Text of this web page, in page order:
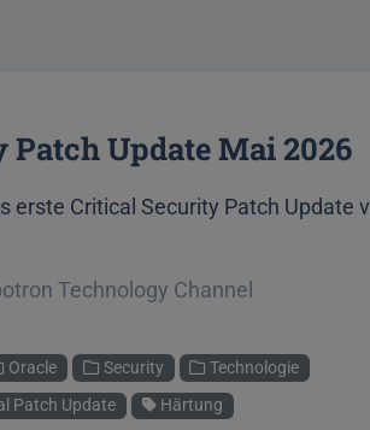
Update Mai 2026
erste Critical Security Patch Update
Technology Channel
Oracle Security Technologie
Patch Update Härtung